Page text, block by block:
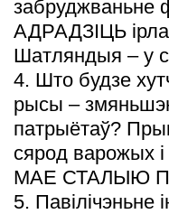
забруджваньне
АДРАДЗІЦЬ
Шатляндыя – у
4. Што будзе
рысы –
патрыётаў?
сярод варожых
МАЕ СТАЛЫЮ
5. Павілічэньне